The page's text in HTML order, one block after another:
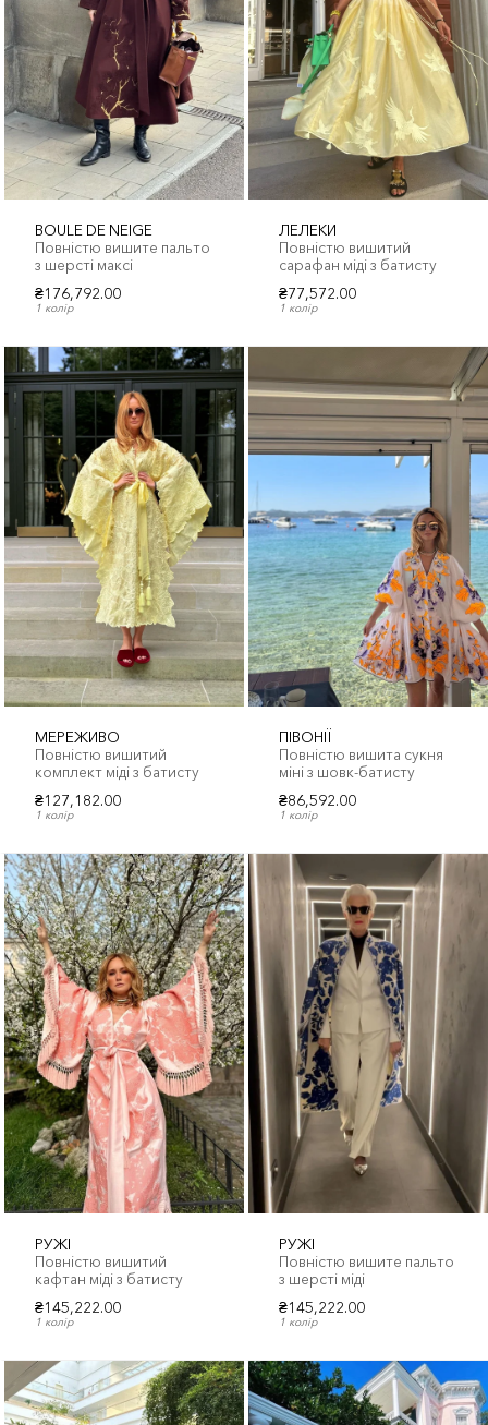
BOULE DE NEIGE
Повністю вишите пальто
з шерсті максі
₴176,792.00
1 колір
ЛЕЛЕКИ
Повністю вишитий
сарафан міді з батисту
₴77,572.00
1 колір
МЕРЕЖИВО
Повністю вишитий
комплект міді з батисту
₴127,182.00
1 колір
ПІВОНІЇ
Повністю вишита сукня
міні з шовк-батисту
₴86,592.00
1 колір
РУЖІ
Повністю вишитий
кафтан міді з батисту
₴145,222.00
1 колір
РУЖІ
Повністю вишите пальто
з шерсті міді
₴145,222.00
1 колір